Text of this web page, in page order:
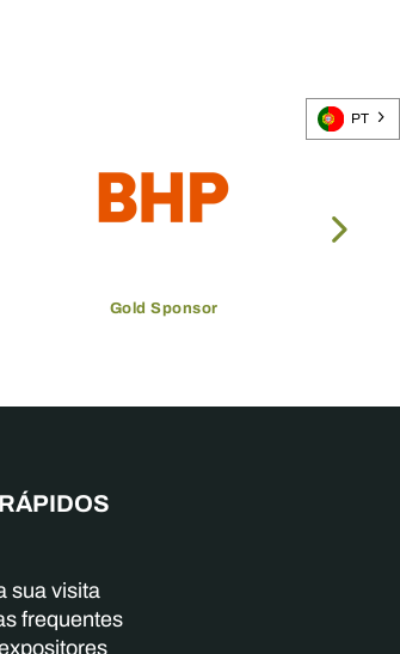
Gold Sponsor
sua visita
frequentes
PT